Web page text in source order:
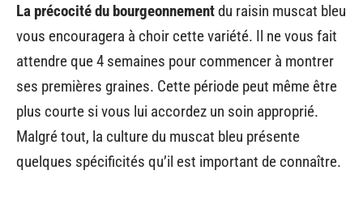
La précocité du bourgeonnementdu raisin muscat bleu
vous encouragera à choir cette variété. Il ne vous fait
attendre que 4 semaines pour commencer à montrer
ses premières graines. Cette période peut même être
plus courte si vous lui accordez un soin approprié.
Malgré tout, la culture du muscat bleu présente
quelques spécificités qu’il est important de connaître.